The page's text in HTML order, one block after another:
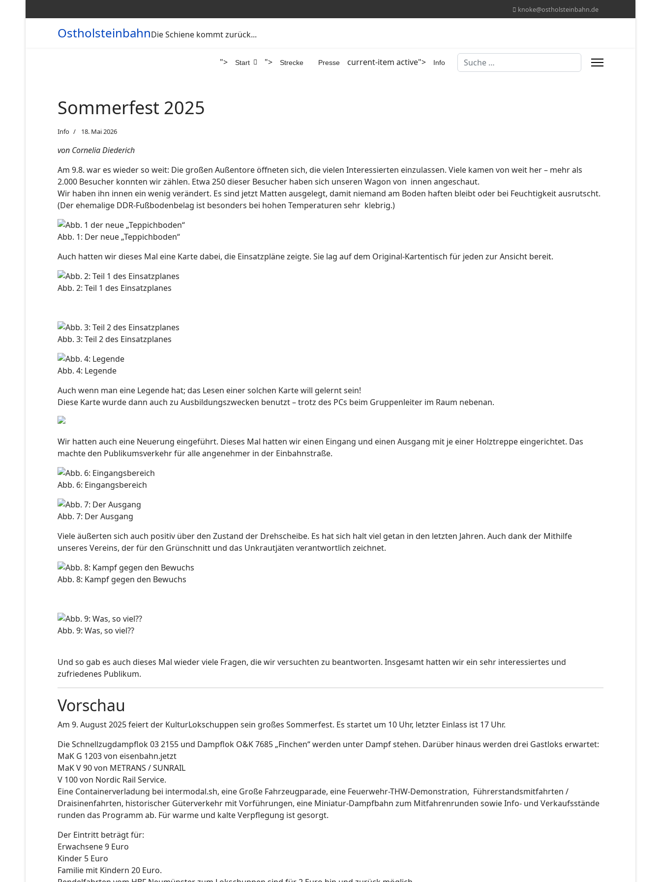
knoke@ostholsteinbahn.de
OstholsteinbahnDie Schiene kommt zurück...
"> Start "> Strecke Presse current-item active"> Info Suchen
Sommerfest 2025
Info 18. Mai 2026
von Cornelia Diederich
Am 9.8. war es wieder so weit: Die großen Außentore öffneten sich, die vielen Interessierten einzulassen. Viele kamen von weit her – mehr als
2.000 Besucher konnten wir zählen. Etwa 250 dieser Besucher haben sich unseren Wagon von innen angeschaut.
Wir haben ihn innen ein wenig verändert. Es sind jetzt Matten ausgelegt, damit niemand am Boden haften bleibt oder bei Feuchtigkeit ausrutscht.
(Der ehemalige DDR-Fußbodenbelag ist besonders bei hohen Temperaturen sehr klebrig.)
Abb. 1: Der neue „Teppichboden“
Auch hatten wir dieses Mal eine Karte dabei, die Einsatzpläne zeigte. Sie lag auf dem Original-Kartentisch für jeden zur Ansicht bereit.
Abb. 2: Teil 1 des Einsatzplanes
Abb. 3: Teil 2 des Einsatzplanes
Abb. 4: Legende
Auch wenn man eine Legende hat; das Lesen einer solchen Karte will gelernt sein!
Diese Karte wurde dann auch zu Ausbildungszwecken benutzt – trotz des PCs beim Gruppenleiter im Raum nebenan.
Wir hatten auch eine Neuerung eingeführt. Dieses Mal hatten wir einen Eingang und einen Ausgang mit je einer Holztreppe eingerichtet. Das
machte den Publikumsverkehr für alle angenehmer in der Einbahnstraße.
Abb. 6: Eingangsbereich
Abb. 7: Der Ausgang
Viele äußerten sich auch positiv über den Zustand der Drehscheibe. Es hat sich halt viel getan in den letzten Jahren. Auch dank der Mithilfe
unseres Vereins, der für den Grünschnitt und das Unkrautjäten verantwortlich zeichnet.
Abb. 8: Kampf gegen den Bewuchs
Abb. 9: Was, so viel??
Und so gab es auch dieses Mal wieder viele Fragen, die wir versuchten zu beantworten. Insgesamt hatten wir ein sehr interessiertes und
zufriedenes Publikum.
Vorschau
Am 9. August 2025 feiert der KulturLokschuppen sein großes Sommerfest. Es startet um 10 Uhr, letzter Einlass ist 17 Uhr.
Die Schnellzugdampflok 03 2155 und Dampflok O&K 7685 „Finchen“ werden unter Dampf stehen. Darüber hinaus werden drei Gastloks erwartet:
MaK G 1203 von eisenbahn.jetzt
MaK V 90 von METRANS / SUNRAIL
V 100 von Nordic Rail Service.
Eine Containerverladung bei intermodal.sh, eine Große Fahrzeugparade, eine Feuerwehr-THW-Demonstration, Führerstandsmitfahrten /
Draisinenfahrten, historischer Güterverkehr mit Vorführungen, eine Miniatur-Dampfbahn zum Mitfahrenrunden sowie Info- und Verkaufsstände
runden das Programm ab. Für warme und kalte Verpflegung ist gesorgt.
Der Eintritt beträgt für:
Erwachsene 9 Euro
Kinder 5 Euro
Familie mit Kindern 20 Euro.